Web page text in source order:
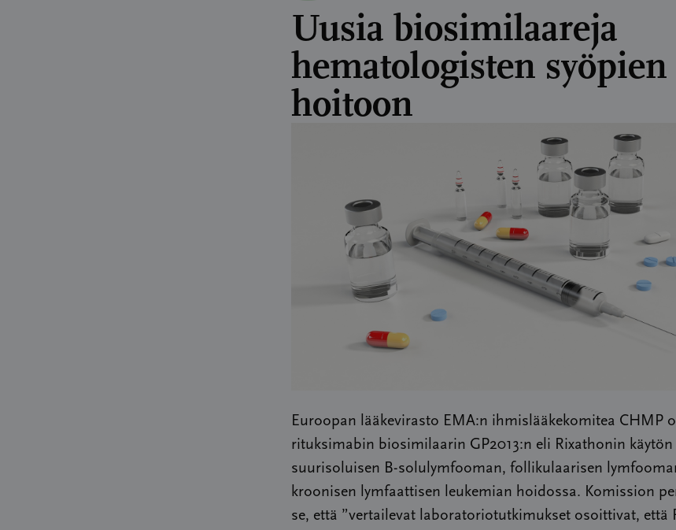
Uusia biosimilaareja
hematologisten syöpien
hoitoon
Euroopan lääkevirasto EMA:n ihmislääkekomitea CHMP
rituksimabin biosimilaarin GP2013:n eli Rixathonin
suurisoluisen B-solulymfooman, follikulaarisen
kroonisen lymfaattisen leukemian hoidossa. Komission
se, että ”vertailevat laboratoriotutkimukset osoittivat, että